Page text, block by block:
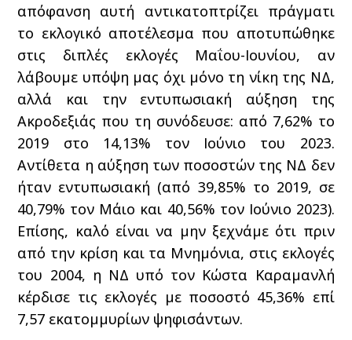
απόφανση αυτή αντικατοπτρίζει πράγματι
το εκλογικό αποτέλεσμα που αποτυπώθηκε
στις διπλές εκλογές Μαΐου-Ιουνίου, αν
λάβουμε υπόψη μας όχι μόνο τη νίκη της ΝΔ,
αλλά και την εντυπωσιακή αύξηση της
Ακροδεξιάς που τη συνόδευσε: από 7,62% το
2019 στο 14,13% τον Ιούνιο του 2023.
Αντίθετα η αύξηση των ποσοστών της ΝΔ δεν
ήταν εντυπωσιακή (από 39,85% το 2019, σε
40,79% τον Μάιο και 40,56% τον Ιούνιο 2023).
Επίσης, καλό είναι να μην ξεχνάμε ότι πριν
από την κρίση και τα Μνημόνια, στις εκλογές
του 2004, η ΝΔ υπό τον Κώστα Καραμανλή
κέρδισε τις εκλογές με ποσοστό 45,36% επί
7,57 εκατομμυρίων ψηφισάντων.